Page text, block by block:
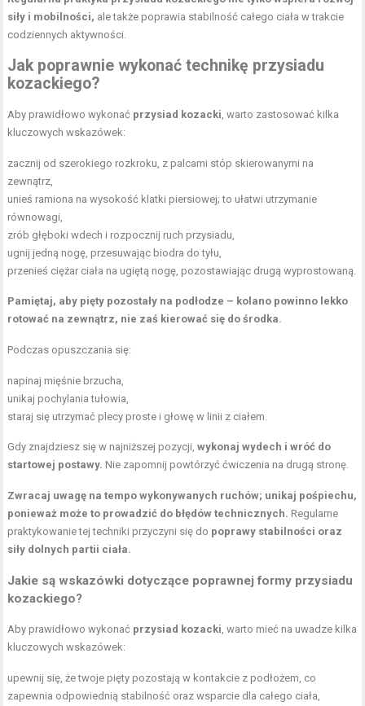
siły i mobilności, ale także poprawia stabilność całego ciała w trakcie
codziennych aktywności.
Jak poprawnie wykonać technikę przysiadu
kozackiego?
Aby prawidłowo wykonać przysiad kozacki , warto zastosować kilka
kluczowych wskazówek:
zacznij od szerokiego rozkroku, z palcami stóp skierowanymi na
zewnątrz,
unieś ramiona na wysokość klatki piersiowej; to ułatwi utrzymanie
równowagi
zrób głęboki wdech i rozpocznij ruch przysiadu,
ugnij jedną nogę, przesuwając biodra do tyłu,
przenieś ciężar ciała na ugiętą nogę, pozostawiając drugą wyprostowaną.
Pamiętaj, aby pięty pozostały na podłodze – kolano powinno lekko
rotować na zewnątrz, nie zaś kierować się do środka.
Podczas opuszczania się:
napinaj mięśnie brzucha
unikaj pochylania tułowia,
staraj się utrzymać plecy proste i głowę w linii z ciałem.
Gdy znajdziesz się w najniższej pozycji,wykonaj wydech i wróć do
startowej postawy. Nie zapomnij powtórzyć ćwiczenia na drugą stronę.
Zwracaj uwagę na tempo wykonywanych ruchów; unikaj pośpiechu,
ponieważ może to prowadzić do błędów technicznych. Regularne
praktykowanie tej techniki przyczyni się do poprawy stabilności oraz
siły dolnych partii ciała.
Jakie są wskazówki dotyczące poprawnej formy przysiadu
kozackiego?
Aby prawidłowo wykonać przysiad kozacki , warto mieć na uwadze kilka
kluczowych wskazówek:
upewnij się, że twoje pięty pozostają w kontakcie z podłożem, co
zapewnia odpowiednią stabilność oraz wsparcie dla całego ciała,